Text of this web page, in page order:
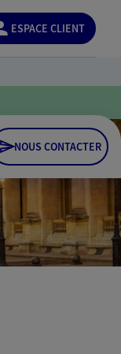
ESPACE CLIENT
NOUS CONTACTER